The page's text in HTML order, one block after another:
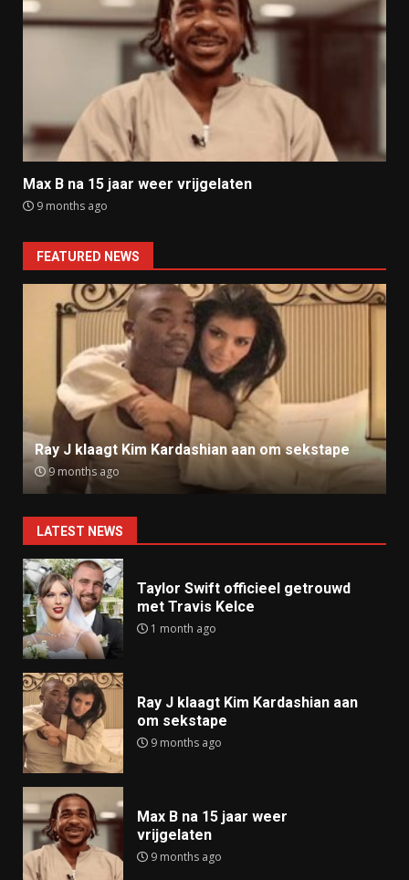
Max B na 15 jaar weer vrijgelaten
9 months ago
FEATURED NEWS
Ray J klaagt Kim Kardashian aan om sekstape
9 months ago
LATEST NEWS
Taylor Swift officieel getrouwd
met Travis Kelce
1 month ago
Ray J klaagt Kim Kardashian aan
om sekstape
9 months ago
Max B na 15 jaar weer
vrijgelaten
9 months ago